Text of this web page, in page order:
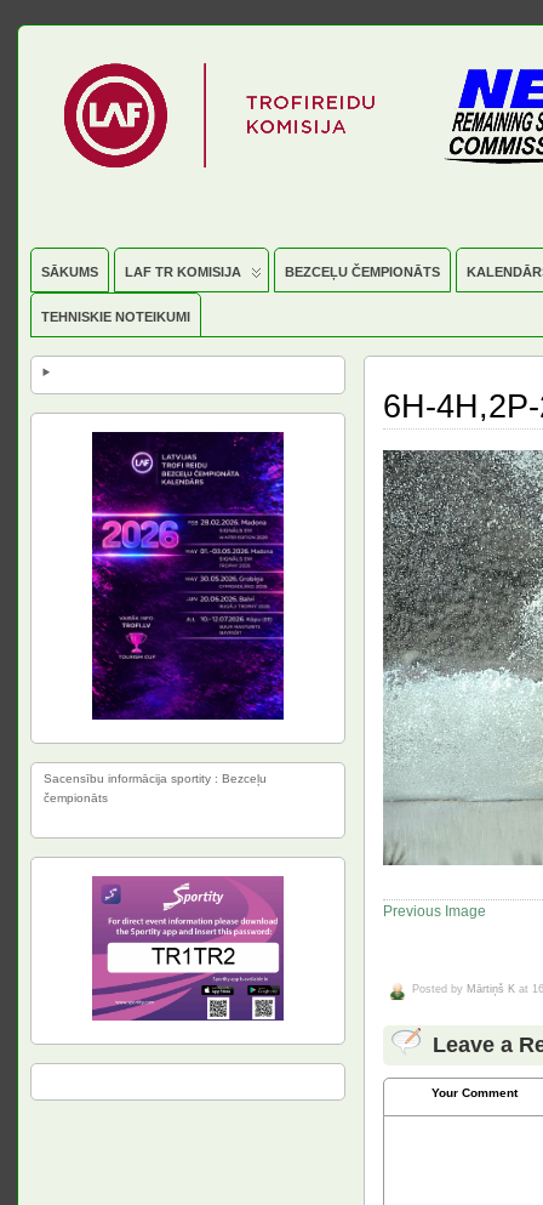
SĀKUMS LAF TR KOMISIJA BEZCEĻU ČEMPIONĀTS
TEHNISKIE NOTEIKUMI
6H-
Previous Image
Posted by Mārtiņš K at
Leave a
Your Comment
Sacensību informācija sportity : Bezceļu
čempionāts